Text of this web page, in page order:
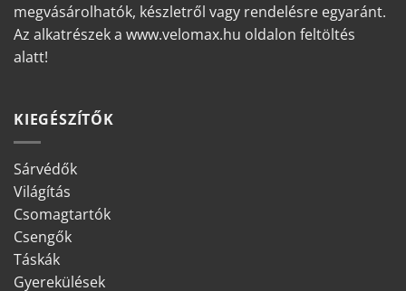
megvásárolhatók, készletről vagy rendelésre egyaránt.
Az alkatrészek a www.velomax.hu oldalon feltöltés
alatt!
KIEGÉSZÍTŐK
Sárvédők
Világítás
Csomagtartók
Csengők
Táskák
Gyerekülések